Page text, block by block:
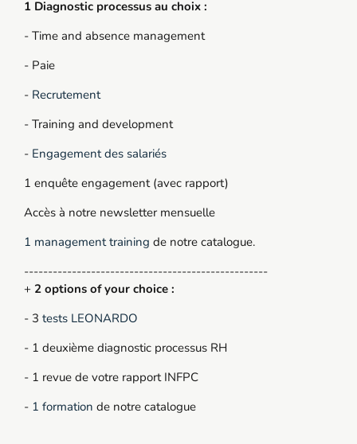
1 Diagnostic processus au choix :
- Time and absence management
- Paie
- Recrutement
- Training and development
- Engagement des salariés
1 enquête engagement (avec rapport)
Accès à notre newsletter mensuelle
1 management training de notre catalogue.
---------------------------------------------------
+ 2 options of your choice :
- 3 tests LEONARDO
- 1 deuxième diagnostic processus RH
- 1 revue de votre rapport INFPC
- 1 formation de notre catalogue